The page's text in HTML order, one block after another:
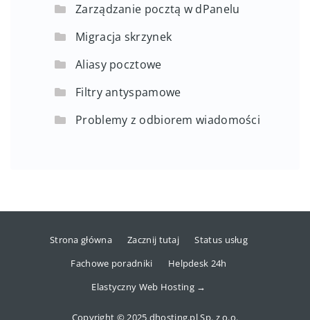
Zarządzanie pocztą w dPanelu
Migracja skrzynek
Aliasy pocztowe
Filtry antyspamowe
Problemy z odbiorem wiadomości
Strona główna Zacznij tutaj
Status usług
Fachowe poradniki
Helpdesk 24h
Elastyczny Web Hosting →
Copyright © 2025 dhosting.pl Sp. z o.o.